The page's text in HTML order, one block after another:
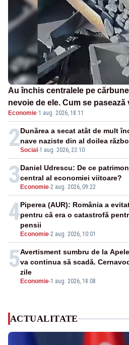
Au închis centralele pe
nevoie de ele. Cum se
energetică
Economie·1 aug. 2026, 18:11
2Social -1 aug. 2026, 23:10
Dunărea a secat atât de mult
nave naziste din al doilea
3 Economie-2 aug. 2026, 09:22
Daniel Udrescu: De ce
central al economiei viitoare?
4
Economie-2 aug. 2026, 10:01
Piperea (AUR): România a
pentru că era o catastrofă
pensii
5
Economie-1 aug. 2026, 18:08
Avertisment sumbru de la
va continua să scadă.
zile
ACTUALITATE